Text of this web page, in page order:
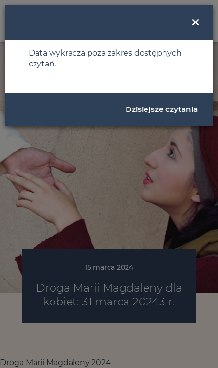
MENU
15 marca 2024
Droga Marii Magdaleny dla
kobiet: 31 marca 20243 r.
Droga Marii Magdaleny 2024
Data wykracza poza zakres dostępnych
czytań.
Dzisiejsze czytania